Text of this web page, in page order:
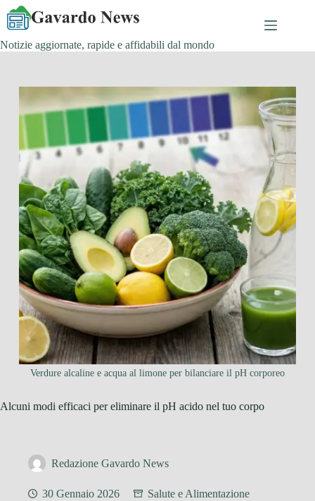
Salta
contenuto
Notizie aggiornate, rapide e affidabili dal mondo
Verdure alcaline e acqua al limone per bilanciare il pH corporeo
Alcuni modi efficaci per eliminare il pH acido nel tuo corpo
Redazione Gavardo News
30 Gennaio 2026 Salute e Alimentazione